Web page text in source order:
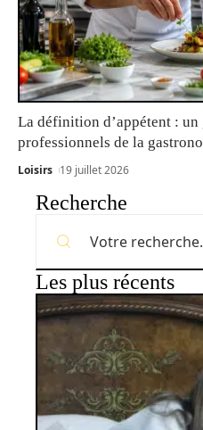
La définition d’appétent : un
professionnels de la
Loisirs 19 juillet 2026
Recherche
Les plus récents